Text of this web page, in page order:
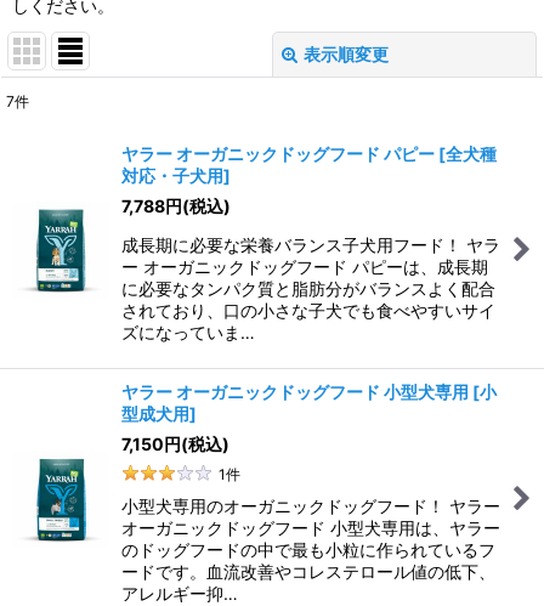
しください。
表示順変更
絞り込む
7件
ヤラー オーガニックドッグフード パピー [全犬種
対応・子犬用]
7,788円(税込)
成長期に必要な栄養バランス子犬用フード！ ヤラ
ー オーガニックドッグフード パピーは、成長期
に必要なタンパク質と脂肪分がバランスよく配合
されており、口の小さな子犬でも食べやすいサイ
ズになっていま…
ヤラー オーガニックドッグフード 小型犬専用 [小
型成犬用]
7,150 円(税込)
1件
小型犬専用のオーガニックドッグフード！ ヤラー
オーガニックドッグフード 小型犬専用は、ヤラー
のドッグフードの中で最も小粒に作られているフ
ードです。血流改善やコレステロール値の低下、
アレルギー抑…